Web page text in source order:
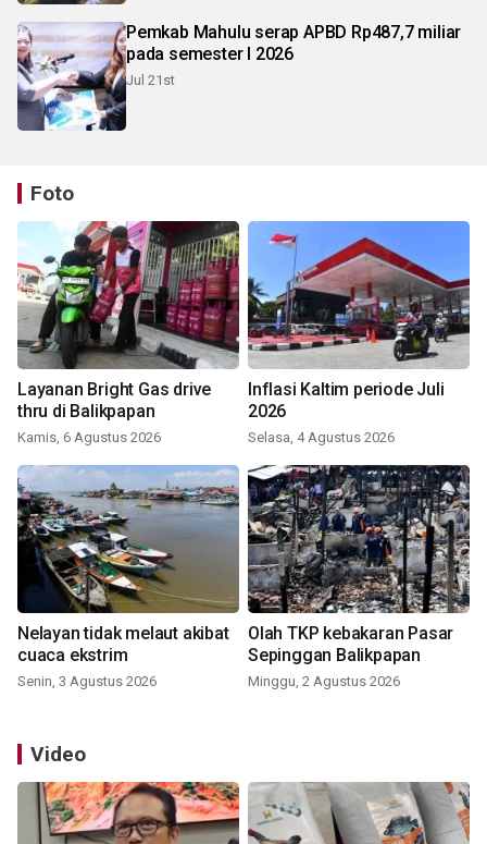
Pemkab Mahulu serap APBD Rp487,7 miliar
pada semester I 2026
Jul 21st
Foto
Layanan Bright Gas drive
thru di Balikpapan
Kamis, 6 Agustus 2026
Inflasi Kaltim periode Juli
2026
Selasa, 4 Agustus 2026
Nelayan tidak melaut akibat
cuaca ekstrim
Senin, 3 Agustus 2026
Olah TKP kebakaran Pasar
Sepinggan Balikpapan
Minggu, 2 Agustus 2026
Video